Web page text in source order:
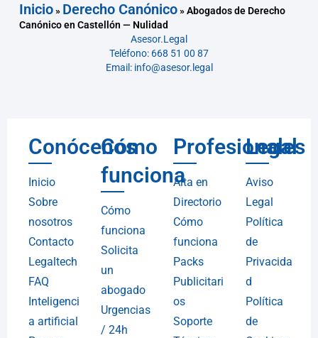
Inicio» Derecho Canónico»Abogados de Derecho
Canónico en Castellón — Nulidad
Asesor.Legal
Teléfono: 668 51 00 87
Email: info@asesor.legal
Conócenos
Inicio
Sobre
nosotros
Contacto
Legaltech
FAQ
Inteligenci
a artificial
Cómo
funciona
Cómo
funciona
Solicita
un
abogado
Urgencias
/ 24h
Profesionales
Alta en
Directorio
Cómo
funciona
Packs
Publicitari
os
Soporte
Legal
Aviso
Legal
Política
de
Privacida
d
Política
de